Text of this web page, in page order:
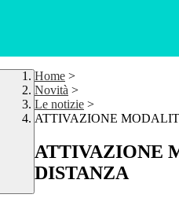
Home >
Novità >
Le notizie >
ATTIVAZIONE
ATTIVAZIONE
DISTANZA